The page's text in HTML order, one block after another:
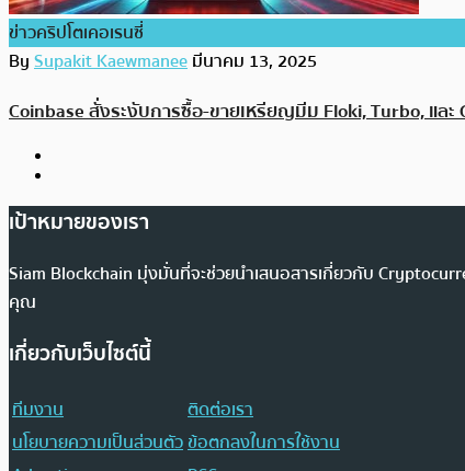
ข่าวคริปโตเคอเรนซี่
BySupakit Kaewmaneeมีนาคม 13, 2025
Coinbase สั่งระงับการซื้อ-ขายเหรียญมีม Floki, Turbo, แล
เป้าหมายของเรา
Siam Blockchain มุ่งมั่นที่จะช่วยนำเสนอสารเกี่ยวกับ
คุณ
เกี่ยวกับเว็บไซต์นี้
ทีมงาน
ติดต่อเรา
นโยบายความเป็นส่วนตัวข้อตกลงในการใช้งาน